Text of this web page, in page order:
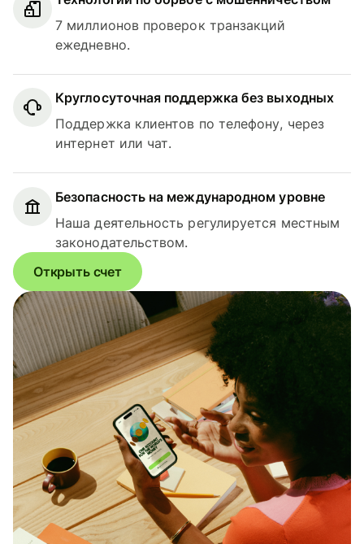
7 миллионов проверок транзакций
ежедневно.
Круглосуточная поддержка без выходных
Поддержка клиентов по телефону, через
интернет или чат.
Безопасность на международном уровне
Наша деятельность регулируется местным
законодательством.
Открыть счет